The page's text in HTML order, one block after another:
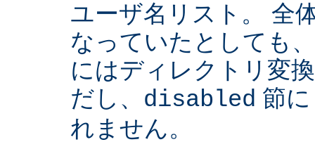
ユーザ名リスト。 全
なっていたとしても
にはディレクトリ変
だし、 disabled 節
れません。